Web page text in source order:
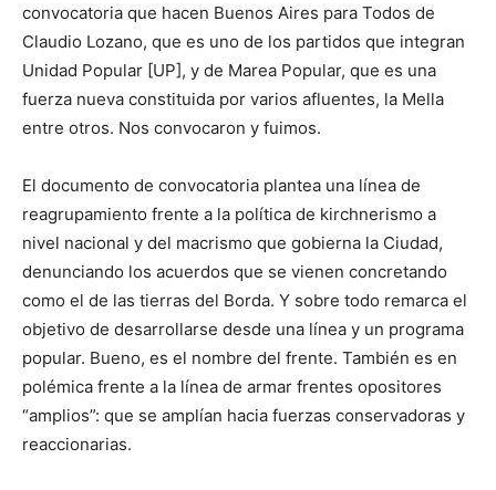
convocatoria que hacen Buenos Aires para Todos de
Claudio Lozano, que es uno de los partidos que integran
Unidad Popular [UP], y de Marea Popular, que es una
fuerza nueva constituida por varios afluentes, la Mella
entre otros. Nos convocaron y fuimos.
El documento de convocatoria plantea una línea de
reagrupamiento frente a la política de kirchnerismo a
nivel nacional y del macrismo que gobierna la Ciudad,
denunciando los acuerdos que se vienen concretando
como el de las tierras del Borda. Y sobre todo remarca el
objetivo de desarrollarse desde una línea y un programa
popular. Bueno, es el nombre del frente. También es en
polémica frente a la línea de armar frentes opositores
“amplios”: que se amplían hacia fuerzas conservadoras y
reaccionarias.